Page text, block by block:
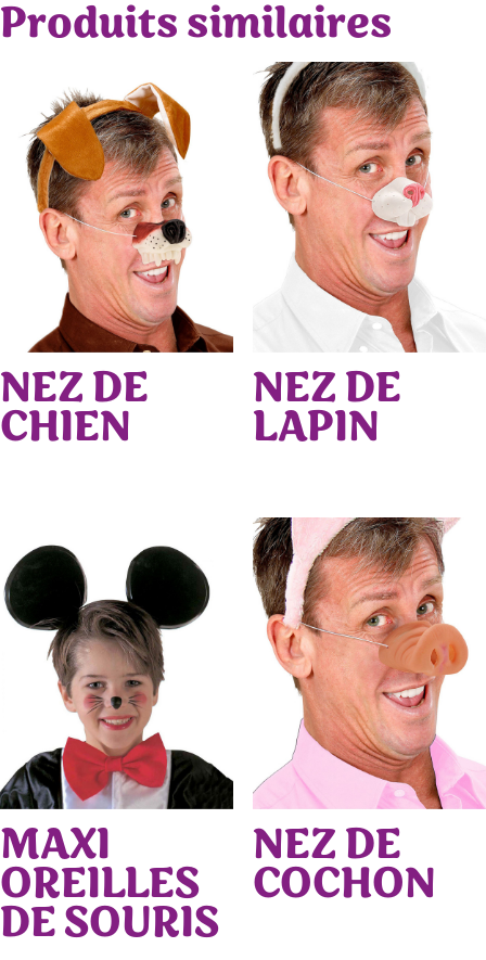
Produits similaires
NEZ DE
CHIEN
NEZ DE
LAPIN
MAXI
OREILLES
DE SOURIS
NEZ DE
COCHON